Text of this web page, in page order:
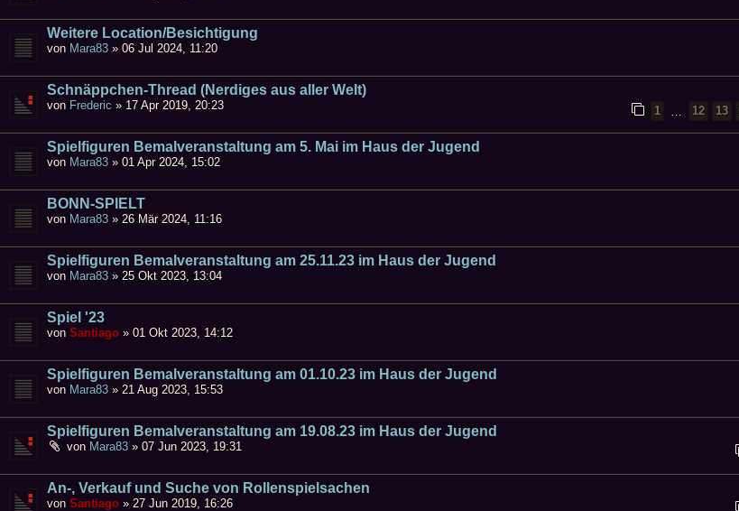
Weitere Location/Besichtigung
von Mara83 » 06 Jul 2024, 11:20
Schnäppchen-Thread (Nerdiges aus aller Welt)
von Frederic » 17 Apr 2019, 20:23 1 … 12 13
Spielfiguren Bemalveranstaltung am 5. Mai im Haus der Jugend
von Mara83 » 01 Apr 2024, 15:02
BONN-SPIELT
von Mara83 » 26 Mär 2024, 11:16
Spielfiguren Bemalveranstaltung am 25.11.23 im Haus der Jugend
von Mara83 » 25 Okt 2023, 13:04
Spiel '23
von Santiago » 01 Okt 2023, 14:12
Spielfiguren Bemalveranstaltung am 01.10.23 im Haus der Jugend
von Mara83 » 21 Aug 2023, 15:53
Spielfiguren Bemalveranstaltung am 19.08.23 im Haus der Jugend
von Mara83 » 07 Jun 2023, 19:31
An-, Verkauf und Suche von Rollenspielsachen
von Santiago » 27 Jun 2019, 16:26